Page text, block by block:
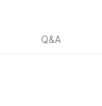
Q&A